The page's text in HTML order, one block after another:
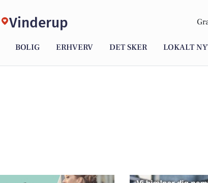
Vinderup
BOLIG ERHVERV DET SKER LOKALT